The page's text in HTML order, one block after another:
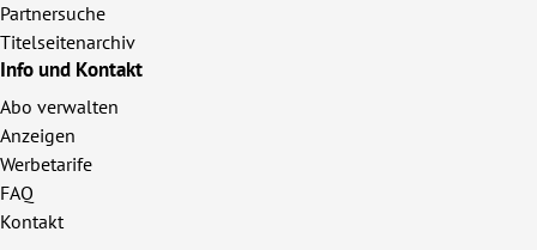
Partnersuche
Titelseitenarchiv
Info und Kontakt
Abo verwalten
Anzeigen
Werbetarife
FAQ
Kontakt